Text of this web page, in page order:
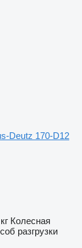
Deutz 170-D12
Колесная
разгрузки